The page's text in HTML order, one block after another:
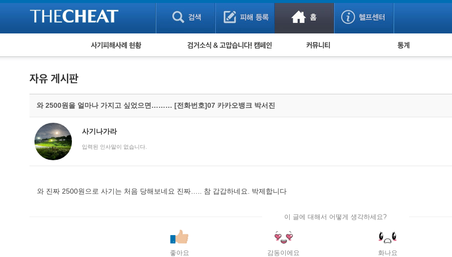
피해사례 현황
보이스피싱 피해사례
유해사이트 목록
비공개 피해사례
검거 소식 사기 예방했어요! 누적 피해사례 통계
와 2500원을 얼마나 가지고 싶었으면……… [전화번호]07 카카오뱅크 박서진
사기나가라
입력된 인사말이 없습니다.
와 진짜 2500원으로 사기는 처음 당해보네요 진짜….. 참 갑갑하네요. 박제합니다
이 글에 대해서 어떻게 생각하세요?
좋아요 감동이에요 화나요